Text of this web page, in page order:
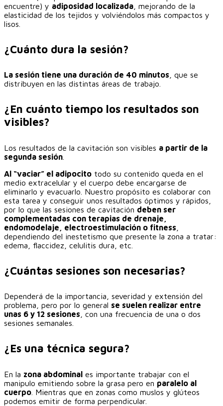
encuentre) y adiposidad localizada , mejorando de la
elasticidad de los tejidos y volviéndolos más compactos y
lisos.
¿Cuánto dura la sesión?
La sesión tiene una duración de 40 minutos , que se
distribuyen en las distintas áreas de trabajo.
¿En cuánto tiempo los resultados son
visibles?
Los resultados de la cavitación son visibles a partir de la
segunda sesión
Al “vaciar” el adipocito todo su contenido queda en el
medio extracelular y el cuerpo debe encargarse de
eliminarlo y evacuarlo. Nuestro propósito es colaborar con
esta tarea y conseguir unos resultados óptimos y rápidos,
por lo que las sesiones de cavitación deben ser
complementadas con terapias de drenaje,
endomodelaje, electroestimulación o fitness
dependiendo del inestetismo que presente la zona a tratar:
edema, flaccidez, celulitis dura, etc.
¿Cuántas sesiones son necesarias?
Dependerá de la importancia, severidad y extensión del
problema, pero por lo general se suelen realizar entre
unas 6 y 12 sesiones , con una frecuencia de una o dos
sesiones semanales.
¿Es una técnica segura?
En la zona abdominal es importante trabajar con el
manipulo emitiendo sobre la grasa pero en paralelo al
cuerpo . Mientras que en zonas como muslos y glúteos
podemos emitir de forma perpendicular.